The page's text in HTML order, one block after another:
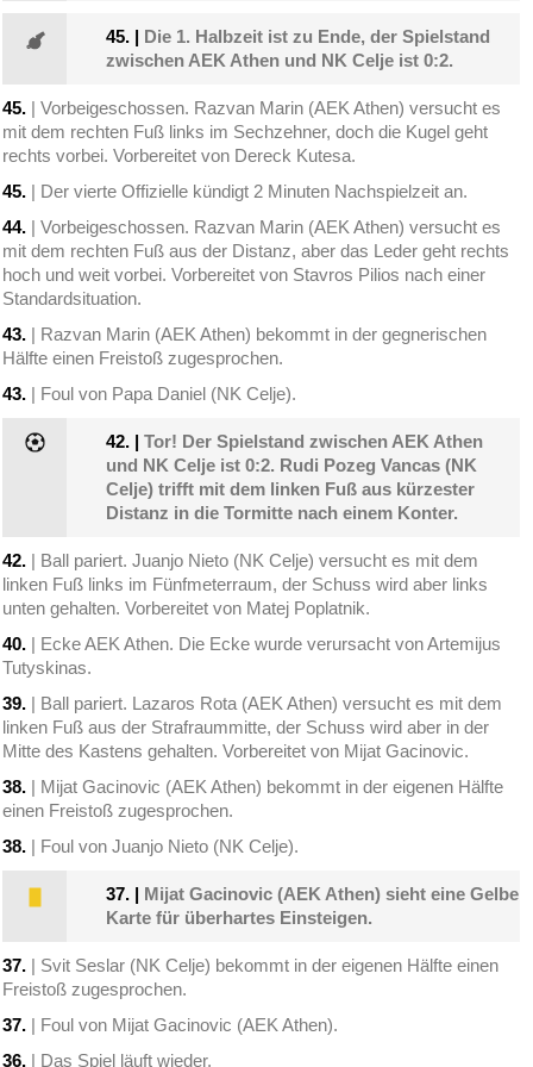
45. | Die 1. Halbzeit ist zu Ende, der Spielstand
zwischen AEK Athen und NK Celje ist 0:2.
45. | Vorbeigeschossen. Razvan Marin (AEK Athen) versucht es
mit dem rechten Fuß links im Sechzehner, doch die Kugel geht
rechts vorbei. Vorbereitet von Dereck Kutesa.
45. | Der vierte Offizielle kündigt 2 Minuten Nachspielzeit an.
44. | Vorbeigeschossen. Razvan Marin (AEK Athen) versucht es
mit dem rechten Fuß aus der Distanz, aber das Leder geht rechts
hoch und weit vorbei. Vorbereitet von Stavros Pilios nach einer
Standardsituation.
43. | Razvan Marin (AEK Athen) bekommt in der gegnerischen
Hälfte einen Freistoß zugesprochen.
43. | Foul von Papa Daniel (NK Celje).
42. |Tor! Der Spielstand zwischen AEK Athen
und NK Celje ist 0:2. Rudi Pozeg Vancas (NK
Celje) trifft mit dem linken Fuß aus kürzester
Distanz in die Tormitte nach einem Konter.
42. | Ball pariert. Juanjo Nieto (NK Celje) versucht es mit dem
linken Fuß links im Fünfmeterraum, der Schuss wird aber links
unten gehalten. Vorbereitet von Matej Poplatnik.
40. | Ecke AEK Athen. Die Ecke wurde verursacht von Artemijus
Tutyskinas.
39. | Ball pariert. Lazaros Rota (AEK Athen) versucht es mit dem
linken Fuß aus der Strafraummitte, der Schuss wird aber in der
Mitte des Kastens gehalten. Vorbereitet von Mijat Gacinovic.
38. | Mijat Gacinovic (AEK Athen) bekommt in der eigenen Hälfte
einen Freistoß zugesprochen.
38. | Foul von Juanjo Nieto (NK Celje).
37. | Mijat Gacinovic (AEK Athen) sieht eine Gelbe
Karte für überhartes Einsteigen.
37. | Svit Seslar (NK Celje) bekommt in der eigenen Hälfte einen
Freistoß zugesprochen.
37. | Foul von Mijat Gacinovic (AEK Athen).
36. | Das Spiel läuft wieder.